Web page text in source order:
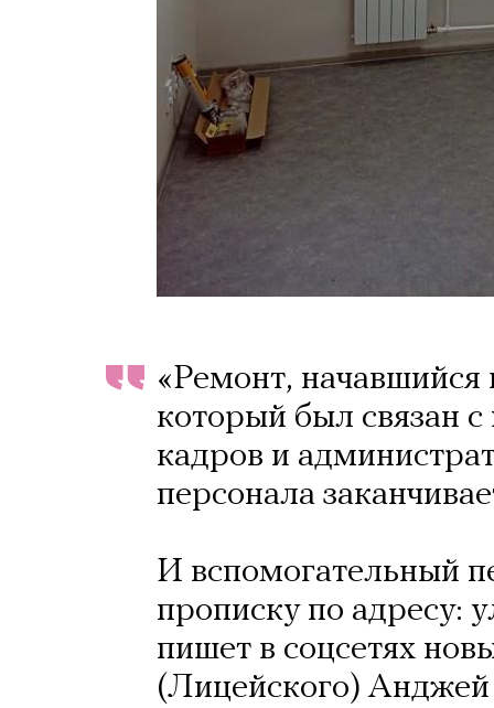
«Ремонт, начавшийся
который был связан
кадров и
персонала
И вспомогательный
прописку по адресу:
пишет в соцсетях
(Лицейского)